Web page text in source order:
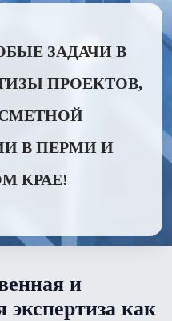
ЗАДАЧИ В
ПРОЕКТОВ,
В ПЕРМИ И
КРАЕ!
и
экспертиза как